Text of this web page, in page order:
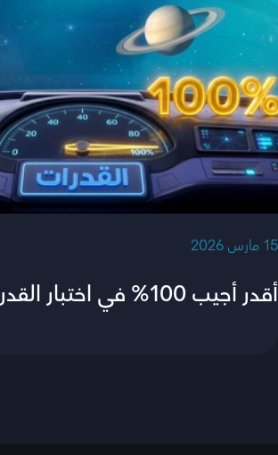
‫15 مارس 2026‬
أقدر أجيب 100% في اختبار القدرات؟!